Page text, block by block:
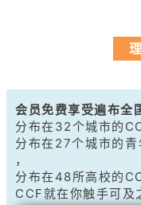
会员免费享受遍布全
分布在32个城市的
分布在27个城市的
，
分布在48所高校的
CCF就在你触手可及